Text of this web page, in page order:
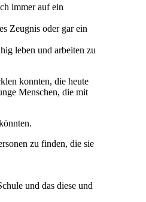
immer auf ein
Zeugnis oder gar ein
leben und arbeiten zu
konnten, die heute
Menschen, die mit
zu finden, die sie
und das diese und